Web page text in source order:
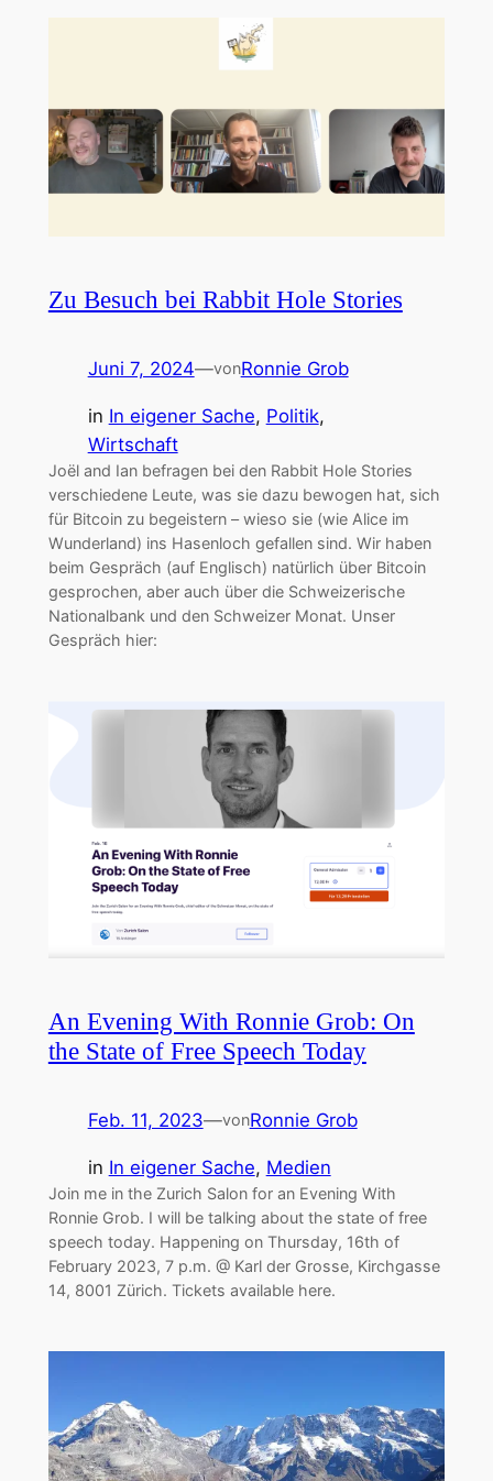
Zu Besuch bei Rabbit Hole Stories
Juni 7, 2024—vonRonnie Grob
in In eigener Sache, Politik
Wirtschaft
Joël and Ian befragen bei den Rabbit Hole Stories
verschiedene Leute, was sie dazu bewogen hat, sich
für Bitcoin zu begeistern – wieso sie (wie Alice im
Wunderland) ins Hasenloch gefallen sind. Wir haben
beim Gespräch (auf Englisch) natürlich über Bitcoin
gesprochen, aber auch über die Schweizerische
Nationalbank und den Schweizer Monat. Unser
Gespräch hier:
An Evening With Ronnie Grob: On
the State of Free Speech Today
Feb. 11, 2023—vonRonnie Grob
in In eigener Sache, Medien
Join me in the Zurich Salon for an Evening With
Ronnie Grob. I will be talking about the state of free
speech today. Happening on Thursday, 16th of
February 2023, 7 p.m. @ Karl der Grosse, Kirchgasse
14, 8001 Zürich. Tickets available here.